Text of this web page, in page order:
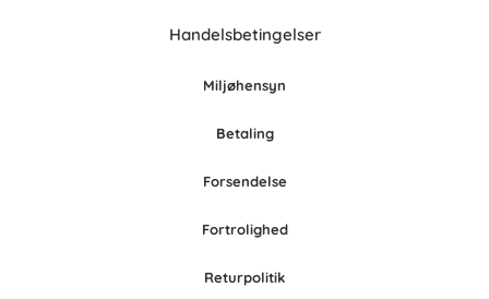
Handelsbetingelser
Miljøhensyn
Betaling
Forsendelse
Fortrolighed
Returpolitik